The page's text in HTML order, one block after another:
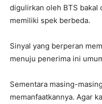
digulirkan oleh BTS bakal
memiliki spek berbeda.
Sinyal yang berperan
menuju penerima ini
Sementara masing-
memanfaatkannya. Agar